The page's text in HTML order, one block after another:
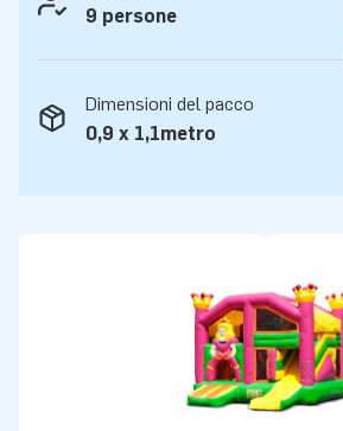
9 persone
Dimensioni del pacco
0,9 x 1,1metro